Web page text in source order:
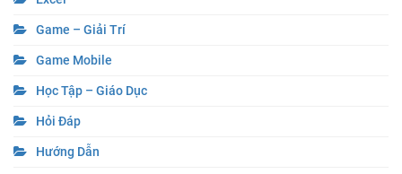
Game – Giải Trí
Game Mobile
Học Tập – Giáo Dục
Hỏi Đáp
Hướng Dẫn